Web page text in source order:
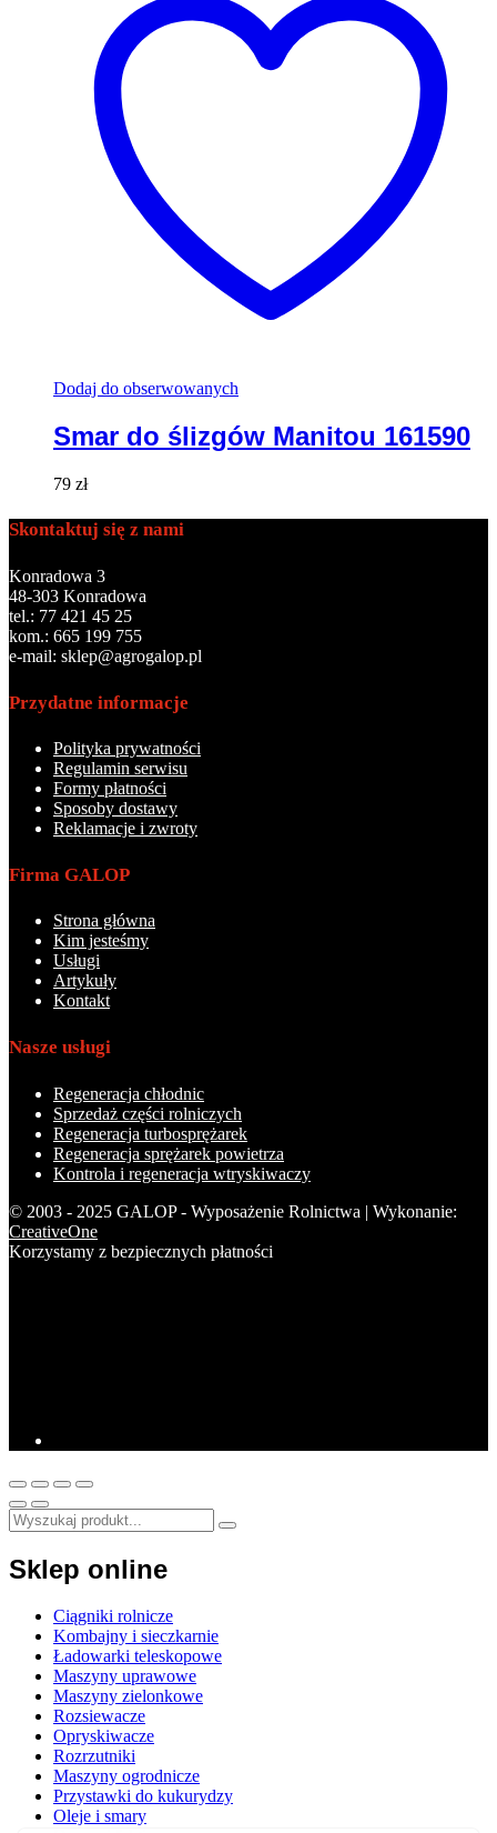
Dodaj do obserwowanych
Smar do ślizgów Manitou 161590
79 zł
Skontaktuj się z nami
Konradowa 3
48-303 Konradowa
tel.: 77 421 45 25
kom.: 665 199 755
e-mail: sklep@agrogalop.pl
Przydatne informacje
Polityka prywatności
Regulamin serwisu
Formy płatności
Sposoby dostawy
Reklamacje i zwroty
Firma GALOP
Strona główna
Kim jesteśmy
Usługi
Artykuły
Kontakt
Nasze usługi
Regeneracja chłodnic
Sprzedaż części rolniczych
Regeneracja turbosprężarek
Regeneracja sprężarek powietrza
Kontrola i regeneracja wtryskiwaczy
© 2003 - 2025 GALOP - Wyposażenie Rolnictwa | Wykonanie:
CreativeOne
Korzystamy z bezpiecznych płatności
Sklep online
Ciągniki rolnicze
Kombajny i sieczkarnie
Ładowarki teleskopowe
Maszyny uprawowe
Maszyny zielonkowe
Rozsiewacze
Opryskiwacze
Rozrzutniki
Maszyny ogrodnicze
Przystawki do kukurydzy
Oleje i smary